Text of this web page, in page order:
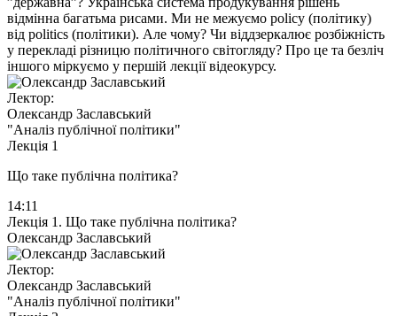
відмінна багатьма рисами. Ми не межуємо policy (політику)
від politics (політики). Але чому? Чи віддзеркалює розбіжність
у перекладі різницю політичного світогляду? Про це та безліч
іншого міркуємо у першій лекції відеокурсу.
Лектор:
Олександр Заславський
"Аналіз публічної політики"
Лекція 1
Що таке публічна політика?
14:11
Лекція 1. Що таке публічна політика?
Олександр Заславський
Лектор:
Олександр Заславський
"Аналіз публічної політики"